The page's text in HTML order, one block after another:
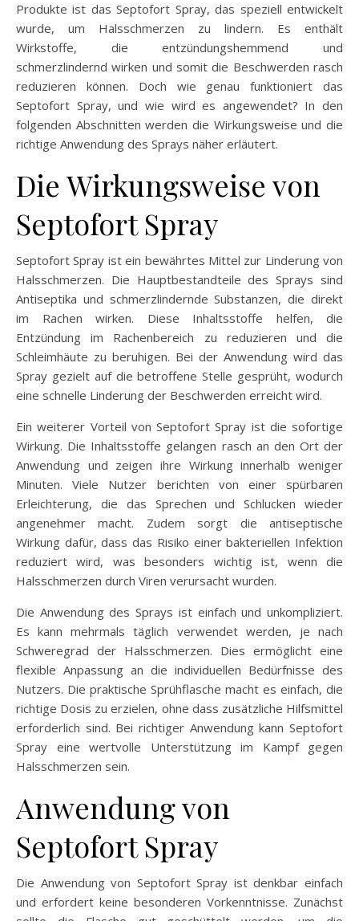
Produkte ist das Septofort Spray, das speziell entwickelt
wurde, um Halsschmerzen zu lindern. Es enthält
Wirkstoffe, die entzündungshemmend und
schmerzlindernd wirken und somit die Beschwerden rasch
reduzieren können. Doch wie genau funktioniert das
Septofort Spray, und wie wird es angewendet? In den
folgenden Abschnitten werden die Wirkungsweise und die
richtige Anwendung des Sprays näher erläutert.
Die Wirkungsweise von
Septofort Spray
Septofort Spray ist ein bewährtes Mittel zur Linderung von
Halsschmerzen. Die Hauptbestandteile des Sprays sind
Antiseptika und schmerzlindernde Substanzen, die direkt
im Rachen wirken. Diese Inhaltsstoffe helfen, die
Entzündung im Rachenbereich zu reduzieren und die
Schleimhäute zu beruhigen. Bei der Anwendung wird das
Spray gezielt auf die betroffene Stelle gesprüht, wodurch
eine schnelle Linderung der Beschwerden erreicht wird.
Ein weiterer Vorteil von Septofort Spray ist die sofortige
Wirkung. Die Inhaltsstoffe gelangen rasch an den Ort der
Anwendung und zeigen ihre Wirkung innerhalb weniger
Minuten. Viele Nutzer berichten von einer spürbaren
Erleichterung, die das Sprechen und Schlucken wieder
angenehmer macht. Zudem sorgt die antiseptische
Wirkung dafür, dass das Risiko einer bakteriellen Infektion
reduziert wird, was besonders wichtig ist, wenn die
Halsschmerzen durch Viren verursacht wurden.
Die Anwendung des Sprays ist einfach und unkompliziert.
Es kann mehrmals täglich verwendet werden, je nach
Schweregrad der Halsschmerzen. Dies ermöglicht eine
flexible Anpassung an die individuellen Bedürfnisse des
Nutzers. Die praktische Sprühflasche macht es einfach, die
richtige Dosis zu erzielen, ohne dass zusätzliche Hilfsmittel
erforderlich sind. Bei richtiger Anwendung kann Septofort
Spray eine wertvolle Unterstützung im Kampf gegen
Halsschmerzen sein.
Anwendung von
Septofort Spray
Die Anwendung von Septofort Spray ist denkbar einfach
und erfordert keine besonderen Vorkenntnisse. Zunächst